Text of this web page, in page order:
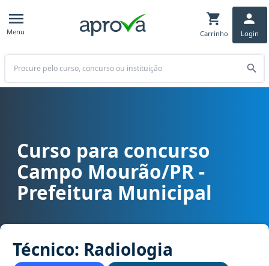
Menu Carrinho Login
Buscar
Curso para concurso Campo Mourão/PR - Prefeitura Municipal
Curso para concurso
Campo Mourão/PR -
Prefeitura Municipal
Técnico: Radiologia